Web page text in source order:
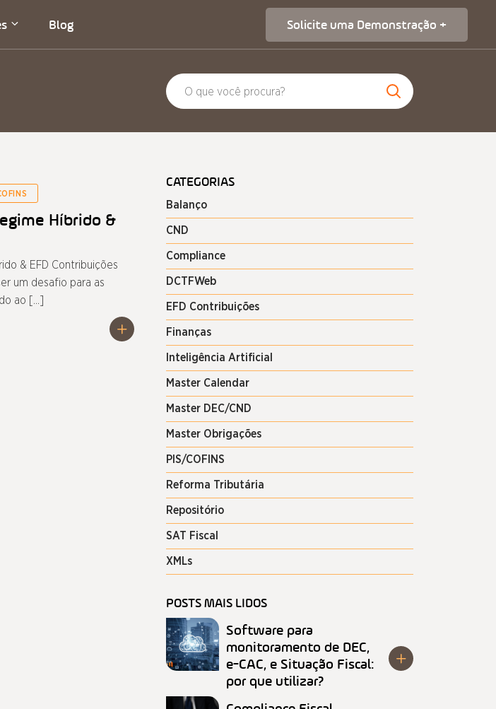
Blog Solicite uma Demonstração +
Híbrido &
& EFD Contribuições
um desafio para as
ao […]
CATEGORIAS
Balanço
CND
Compliance
DCTFWeb
EFD Contribuições
Finanças
Inteligência Artificial
Master Calendar
Master DEC/CND
Master Obrigações
PIS/COFINS
Reforma Tributária
Repositório
SAT Fiscal
XMLs
POSTS MAIS LIDOS
Software para
monitoramento de DEC,
e-CAC, e Situação Fiscal:
por que utilizar?